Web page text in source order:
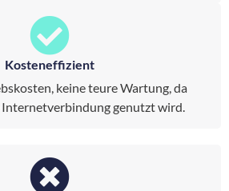
Kosteneffizient
keine teure Wartung, da
Internetverbindung genutzt wird.